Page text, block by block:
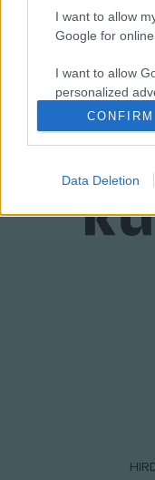
I want to allow
Google for
I want to allow
personalized
I want to allow
related to
related to
I want to allow
related to
functionality
CONFIRM
Data Deletion
www.imaginebp.hu/
a FISZ standjánál lehet.